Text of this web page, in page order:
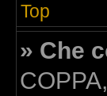
Top
» Che